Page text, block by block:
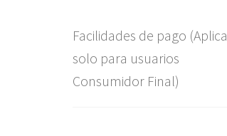
Facilidades de pago (Aplica
solo para usuarios
Consumidor Final)